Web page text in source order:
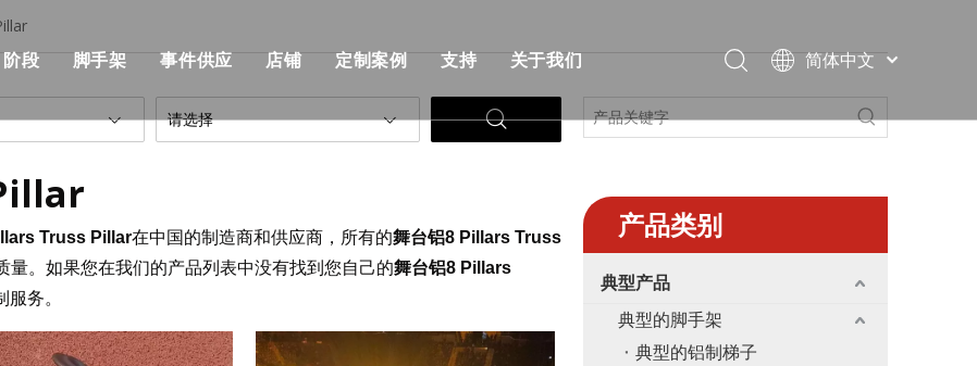
计产品清单
士桁架系统
阶段
管道阶段
铁阶段
圆场
正方形舞台
脚手架
单个脚手架
双脚手架与攀登梯子
双脚手架与45度梯子
事件供应
流行
飞行箱
活动表和椅子
店铺
标准照明桁架价格
桁架相关产品价格
定制案例
非洲活动与聚会解决方案
展览及摊位
支持
视频
关于我们
简体中文
Pусский
请选择
Truss Pillar在中国的制造商和供应商，所有的舞台铝8 Pillars Truss
。如果您在我们的产品列表中没有找到您自己的舞台铝8 Pillars
务。
产品类别
典型产品
典型的脚手架
典型的铝制梯子